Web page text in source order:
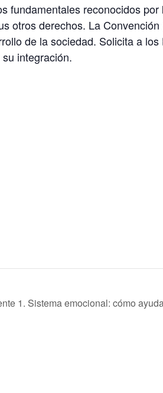
reconocidos
otros derechos. La
de la sociedad. Solicita a
integración.
1. Sistema emocional: cómo